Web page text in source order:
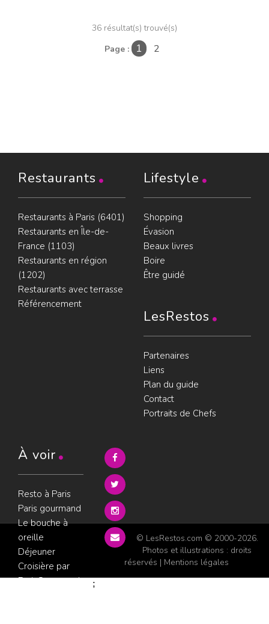
36 résultat(s) trouvé(s)
Page :
1 2
Restaurants
Restaurants à Paris (6401)
Restaurants en Île-de-
France (1103)
Restaurants en région
(1202)
Restaurants avec terrasse
Référencement
Lifestyle
Shopping
Évasion
Beaux livres
Boire
Être guidé
LesRestos
Partenaires
Liens
Plan du guide
Contact
Portraits de Chefs
À voir
Resto à Paris
Paris gourmand
Le bouche à
oreille
Déjeuner
Croisière par
ParisGourmand
© LesRestos.com © 2000-2026.
Photos et illustrations : droits
réservés | Mentions légales
;